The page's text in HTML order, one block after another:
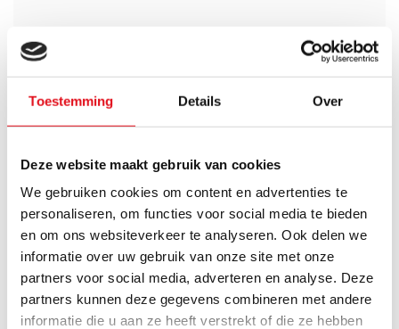
Toestemming Details Over
Deze website maakt gebruik van cookies
We gebruiken cookies om content en advertenties te
personaliseren, om functies voor social media te bieden
en om ons websiteverkeer te analyseren. Ook delen we
informatie over uw gebruik van onze site met onze
partners voor social media, adverteren en analyse. Deze
partners kunnen deze gegevens combineren met andere
informatie die u aan ze heeft verstrekt of die ze hebben
Avez-vous une question à propos de se produit.
Simon est heureux de vous aider et peut répondre à
Envoyer un message
Large éventail
Livraison à partir de
notre propre stock
Délai de réflexion de 14
jours
Pas bon = remboursé
Venez vous chercher en
magasin ?
Nous sommes ouverts 6
Livraison rapide aux
Pays-Bas et en Belgique
Geen onverwachte